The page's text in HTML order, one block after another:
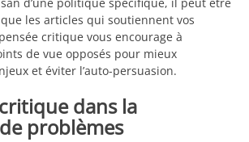
d’une politique spécifique, il peut être
les articles qui soutiennent vos
critique vous encourage à
de vue opposés pour mieux
et éviter l’auto-persuasion.
dans la
problèmes